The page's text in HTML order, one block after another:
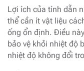
Lợi ích của tính dẫn
thể cần ít vật liệu
ống ổn định. Điều
bảo vệ khỏi nhiệt độ
nhiệt độ không đổi